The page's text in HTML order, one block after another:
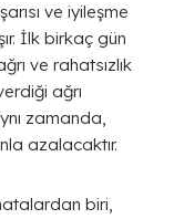
ve iyileşme
İlk birkaç gün
ve rahatsızlık
ağrı
zamanda,
azalacaktır.
biri,